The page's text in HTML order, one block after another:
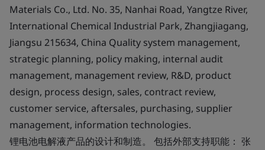
Materials Co., Ltd. No. 35, Nanhai Road, Yangtze River,
International Chemical Industrial Park, Zhangjiagang,
Jiangsu 215634, China Quality system management,
strategic planning, policy making, internal audit
management, management review, R&D, product
design, process design, sales, contract review,
customer service, aftersales, purchasing, supplier
management, information technologies.
锂电池电解液产品的设计和制造。 包括外部支持职能： 张